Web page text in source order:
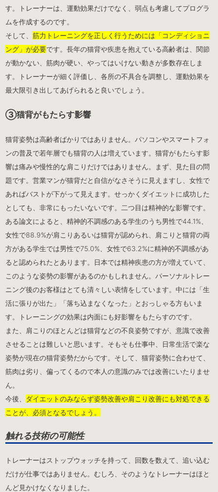
す。トレーナーは、運動効果だけでなく、弱点も考慮してプログラ
ムを作成するのです。
そして、 筋力トレーニングを正しく行うためには「コンディショニ
ング」が必要です。長年の猫背や疾患を抱えている高齢者は、関節
が動かない、筋肉が硬い、やってはいけない動きが多数存在しま
す。トレーナーが細く評価し、各所の不具合を調整し、運動効果を
最大限引き出してあげられると良いでしょう。
③猫背がもたらす影響
猫背姿勢は高齢者ばかりではありません。パソコンやスマートフォ
ンの普及で若年層でも猫背の人は増えています。猫背がもたらす影
響は痛みや慢性的な肩こりだけではありません。まず、見た目の問
題です。営業マンが猫背だと自信がなさそうに見えますし、女性で
あればバストが下がって見えます。せっかくダイエットに成功した
としても、非常にもったいないです。二つ目は精神的な影響です。
ある論文によると、精神的不調感のある学生のうち男性で44.1%、
女性で88.9%が肩こりあるいは猫背が認められ、肩こりと猫背の両
方がある学生では男性で75.0%、女性で63.2%に精神的不調感があ
ると認められたとあります。日本では精神疾患の方が増えていて、
このような姿勢の影響があるのかもしれません。パーソナルトレー
ニング後のお客様はとても清々しい表情をしています。中には「生
活に張りが出た」「落ち込まなくなった」とおっしゃる方もいま
す。トレーニングの効果は内面にも好影響をもたらすのです。
また、肩こりのほとんどは猫背などの不良姿勢ですが、意識で改善
させることは難しいと思います。そもそも仕事中、日常生活で楽な
姿勢が現在の猫背姿勢だからです。そして、猫背姿勢に合わせて、
筋肉は劣り、偏ってくるので本人の意識のみでは改善にいたりませ
ん。
今後、
ダイエットのみならず姿勢改善や肩こり改善にも対処できる
ことが、必須となるでしょう。
触れる技術の可能性
トレーナーはストップウォッチを持って、回数を数えて、追い込む
だけが仕事ではありません。むしろ、そのようなトレーナーはほと
んど見かけなくなりました。